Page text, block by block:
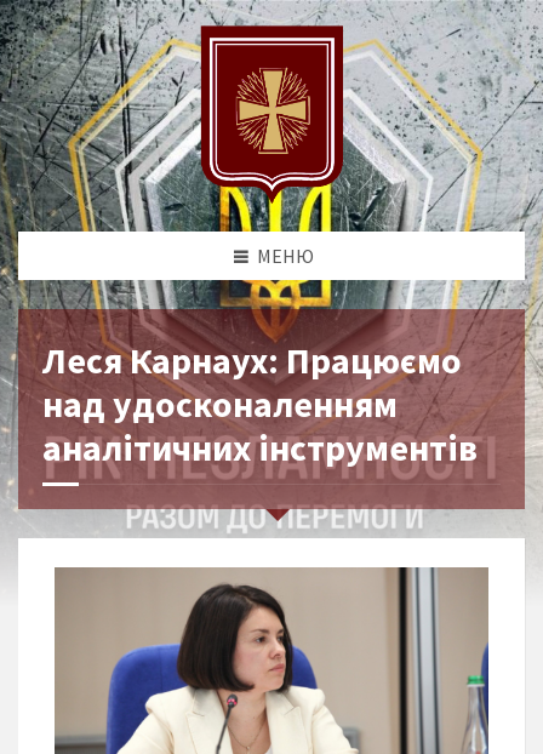
МЕНЮ
Леся Карнаух: Працюємо
над удосконаленням
аналітичних інструментів